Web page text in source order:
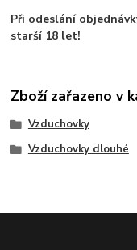
Při odeslání
starší 18 let!
Zboží zařazeno v
Vzduchovky
Vzduchovky dlouhé